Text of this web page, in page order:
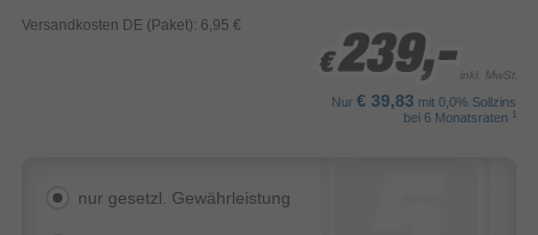
Versandkosten DE (Paket): 6,95 €
€ 239,-
€ 239,-
€ 239,- inkl. MwSt.
Nur € 39,83 mit 0,0% Sollzins
bei 6 Monatsraten 1
nur gesetzl. Gewährleistung